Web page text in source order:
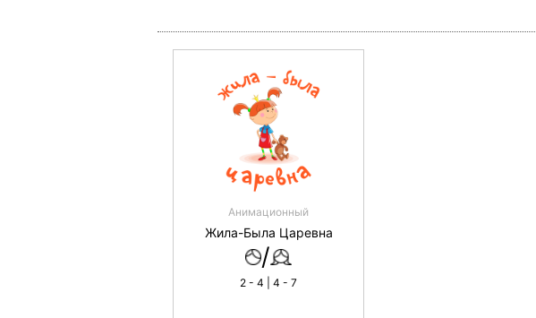
Анимационный
Жила-Была Царевна
/
2 - 4 | 4 - 7